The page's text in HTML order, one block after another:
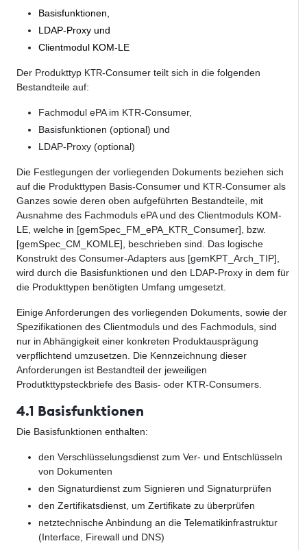
Basisfunktionen,
LDAP-Proxy und
Clientmodul KOM-LE
Der Produkttyp KTR-Consumer teilt sich in die folgenden
Bestandteile auf:
Fachmodul ePA im KTR-Consumer,
Basisfunktionen (optional) und
LDAP-Proxy (optional)
Die Festlegungen der vorliegenden Dokuments beziehen sich
auf die Produkttypen Basis-Consumer und KTR-Consumer als
Ganzes sowie deren oben aufgeführten Bestandteile, mit
Ausnahme des Fachmoduls ePA und des Clientmoduls KOM-
LE, welche in [gemSpec_FM_ePA_KTR_Consumer], bzw.
[gemSpec_CM_KOMLE], beschrieben sind. Das logische
Konstrukt des Consumer-Adapters aus [gemKPT_Arch_TIP],
wird durch die Basisfunktionen und den LDAP-Proxy in dem für
die Produkttypen benötigten Umfang umgesetzt.
Einige Anforderungen des vorliegenden Dokuments, sowie der
Spezifikationen des Clientmoduls und des Fachmoduls, sind
nur in Abhängigkeit einer konkreten Produktausprägung
verpflichtend umzusetzen. Die Kennzeichnung dieser
Anforderungen ist Bestandteil der jeweiligen
Produtkttypsteckbriefe des Basis- oder KTR-Consumers.
4.1 Basisfunktionen
Die Basisfunktionen enthalten:
den Verschlüsselungsdienst zum Ver- und Entschlüsseln
von Dokumenten
den Signaturdienst zum Signieren und Signaturprüfen
den Zertifikatsdienst, um Zertifikate zu überprüfen
netztechnische Anbindung an die Telematikinfrastruktur
(Interface, Firewall und DNS)